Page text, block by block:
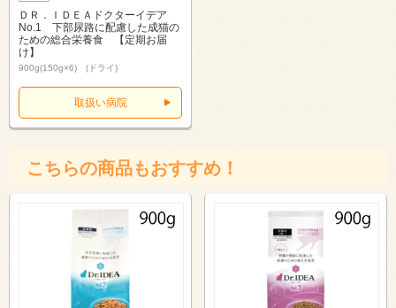
ＤＲ．ＩＤＥＡドクターイデア
No.1 下部尿路に配慮した成猫の
ための総合栄養食 【定期お届
け】
900g(150g×6) (ドライ)
取扱い病院
こちらの商品もおすすめ！